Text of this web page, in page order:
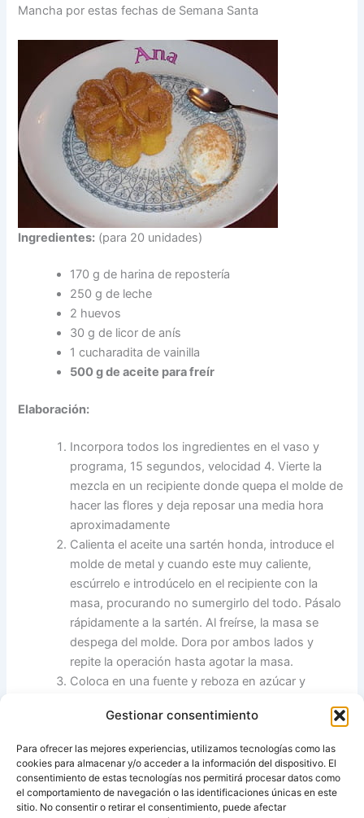
Gestionar consentimiento
Para ofrecer las mejores experiencias, utilizamos tecnologías como las
cookies para almacenar y/o acceder a la información del dispositivo. El
consentimiento de estas tecnologías nos permitirá procesar datos como
el comportamiento de navegación o las identificaciones únicas en este
sitio. No consentir o retirar el consentimiento, puede afectar
Mancha por estas fechas de Semana Santa
Ingredientes: (para 20 unidades)
170 g de harina de repostería
250 g de leche
2 huevos
30 g de licor de anís
1 cucharadita de vainilla
500 g de aceite para freír
Elaboración:
Incorpora todos los ingredientes en el vaso y
programa, 15 segundos, velocidad 4. Vierte la
mezcla en un recipiente donde quepa el molde de
hacer las flores y deja reposar una media hora
aproximadamente
Calienta el aceite una sartén honda, introduce el
molde de metal y cuando este muy caliente,
escúrrelo e introdúcelo en el recipiente con la
masa, procurando no sumergirlo del todo. Pásalo
rápidamente a la sartén. Al freírse, la masa se
despega del molde. Dora por ambos lados y
repite la operación hasta agotar la masa.
Coloca en una fuente y reboza en azúcar y
de helado de leche merengada.
El molde lo puedes encontrar en ferreterías.